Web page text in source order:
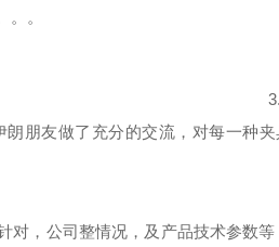
。
朋友做了充分的交流，对每一种
，公司整情况，及产品技术参数